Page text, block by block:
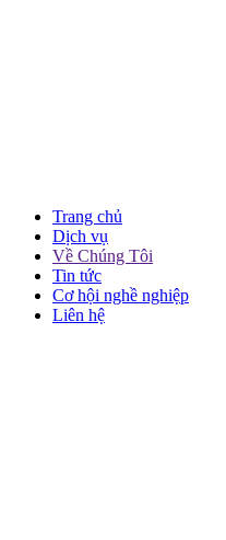
Trang chủ
Dịch vụ
Về Chúng Tôi
Tin tức
Cơ hội nghề nghiệp
Liên hệ